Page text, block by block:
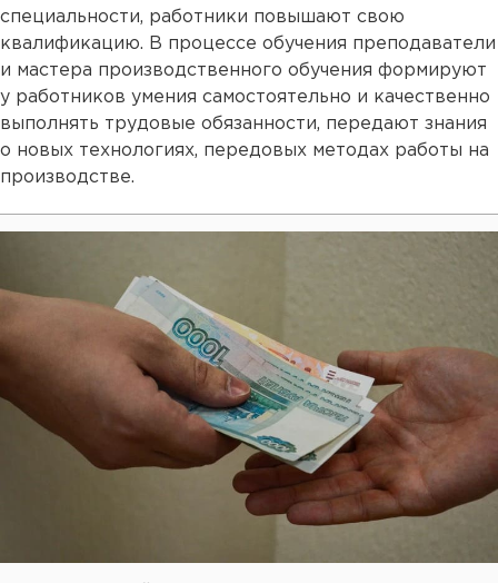
специальности, работники повышают свою
квалификацию. В процессе обучения преподаватели
и мастера производственного обучения формируют
у работников умения самостоятельно и качественно
выполнять трудовые обязанности, передают знания
о новых технологиях, передовых методах работы на
производстве.